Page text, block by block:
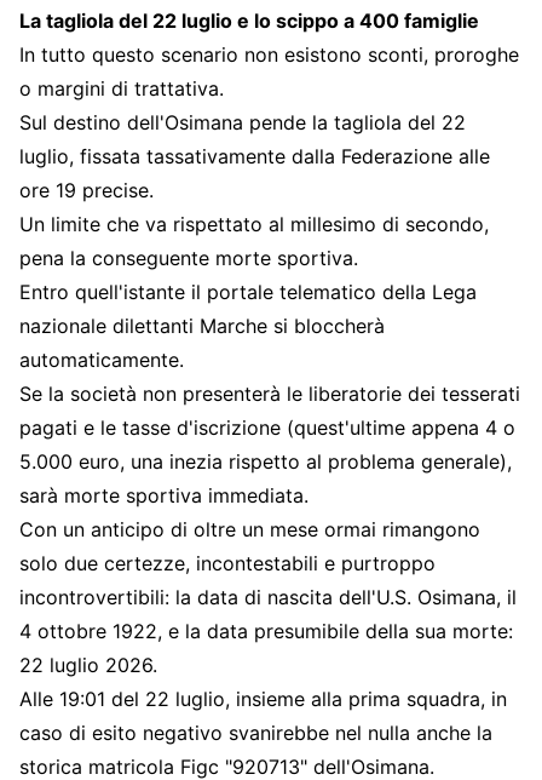
La tagliola del 22 luglio e lo scippo a 400 famiglie
In tutto questo scenario non esistono sconti, proroghe
o margini di trattativa.
Sul destino dell'Osimana pende la tagliola del 22
luglio, fissata tassativamente dalla Federazione alle
ore 19 precise.
Un limite che va rispettato al millesimo di secondo,
pena la conseguente morte sportiva.
Entro quell'istante il portale telematico della Lega
nazionale dilettanti Marche si bloccherà
automaticamente.
Se la società non presenterà le liberatorie dei tesserati
pagati e le tasse d'iscrizione (quest'ultime appena 4 o
5.000 euro, una inezia rispetto al problema generale),
sarà morte sportiva immediata.
Con un anticipo di oltre un mese ormai rimangono
solo due certezze, incontestabili e purtroppo
incontrovertibili: la data di nascita dell'U.S. Osimana, il
4 ottobre 1922, e la data presumibile della sua morte:
22 luglio 2026.
Alle 19:01 del 22 luglio, insieme alla prima squadra, in
caso di esito negativo svanirebbe nel nulla anche la
storica matricola Figc "920713" dell'Osimana.